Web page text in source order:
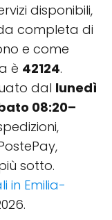
disponibili,
completa di
e come
è 42124.
dal lunedì
08:20–
sotto.
in Emilia-